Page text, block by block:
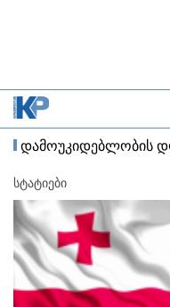
დამოუკიდებლობის
სტატიები